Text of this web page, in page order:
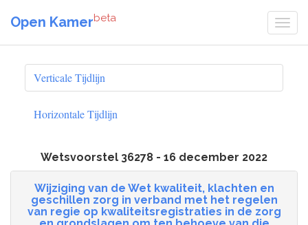
Open Kamerbeta
Verticale Tijdlijn
Horizontale Tijdlijn
Wetsvoorstel 36278 - 16 december 2022
Wijziging van de Wet kwaliteit, klachten en
geschillen zorg in verband met het regelen
van regie op kwaliteitsregistraties in de zorg